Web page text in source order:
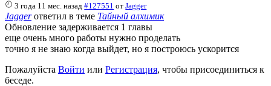
3 года 11 мес. назад #127551 отJagger
Jaggerответил в теме Тайный алхимик
Обновление задерживается 1 главы
еще очень много работы нужно проделать
точно я не знаю когда выйдет, но я построюсь ускорится
Пожалуйста Войти или Регистрация, чтобы присоединиться к
беседе.